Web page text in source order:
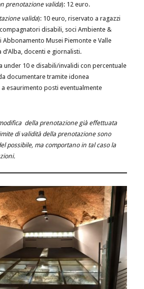
prenotazione valida): 12 euro.
valida): 10 euro, riservato a ragazzi
disabili, soci Ambiente &
Abbonamento Musei Piemonte e Valle
d’Alba, docenti e giornalisti.
under 10 e disabili/invalidi con percentuale
documentare tramite idonea
esaurimento posti eventualmente
della prenotazione già effettuata
di validità della prenotazione sono
possibile, ma comportano in tal caso la